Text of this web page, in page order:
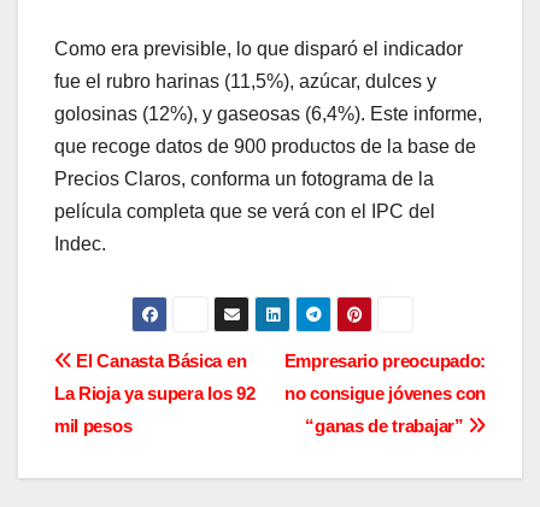
Como era previsible, lo que disparó el indicador
fue el rubro harinas (11,5%), azúcar, dulces y
golosinas (12%), y gaseosas (6,4%). Este informe,
que recoge datos de 900 productos de la base de
Precios Claros, conforma un fotograma de la
película completa que se verá con el IPC del
Indec.
N
a
v
Empresario preocupado:
no consigue jóvenes con
“ganas de trabajar”
El Canasta Básica en
La Rioja ya supera los 92
mil pesos